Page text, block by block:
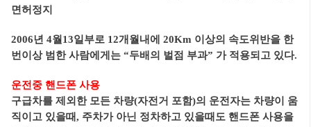
면허정지
2006년 4월13일부로 12개월내에 20Km 이상의 속도위반을 한
번이상 범한 사람에게는 “두배의 벌점 부과” 가 적용되고 있다.
운전중 핸드폰 사용
구급차를 제외한 모든 차량(자전거 포함)의 운전자는 차량이 움
직이고 있을때, 주차가 아닌 정차하고 있을때도 핸드폰 사용을